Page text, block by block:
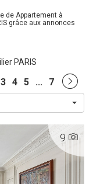
de Appartement à
grâce aux annonces
PARIS
3 4 5 ... 7
9